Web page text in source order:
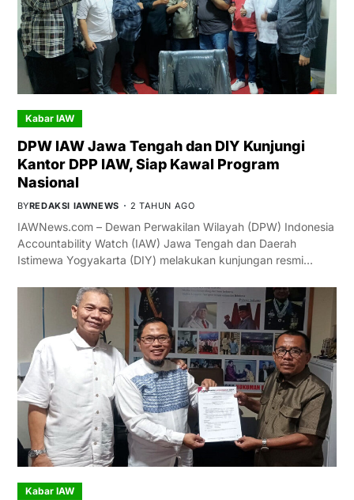
Kabar IAW
DPW IAW Jawa Tengah dan DIY Kunjungi
Kantor DPP IAW, Siap Kawal Program
Nasional
BYREDAKSI IAWNEWS 2 TAHUN AGO
IAWNews.com – Dewan Perwakilan Wilayah (DPW) Indonesia
Accountability Watch (IAW) Jawa Tengah dan Daerah
Istimewa Yogyakarta (DIY) melakukan kunjungan resmi…
Kabar IAW